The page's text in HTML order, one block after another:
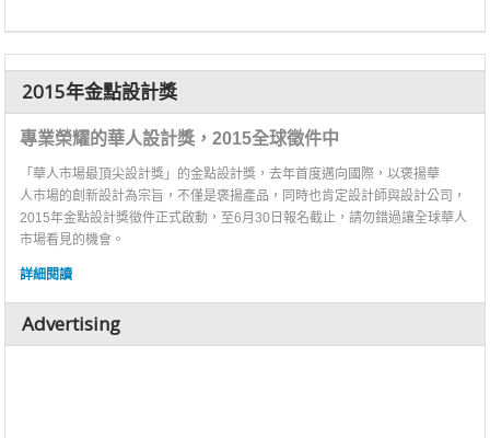
2015年金點設計獎
專業榮耀的華人設計獎，2015全球徵件中
「華人市場最頂尖設計獎」的金點設計獎，去年首度邁向國際，以褒揚華
人市場的創新設計為宗旨，不僅是褒揚產品，同時也肯定設計師與設計公司，
2015年金點設計獎徵件正式啟動，至6月30日報名截止，請勿錯過讓全球華人
市場看見的機會。
詳細閱讀
Advertising